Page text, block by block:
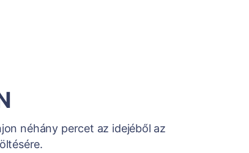
néhány percet az idejéből az